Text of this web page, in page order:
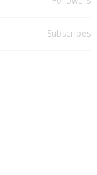
Subscribes